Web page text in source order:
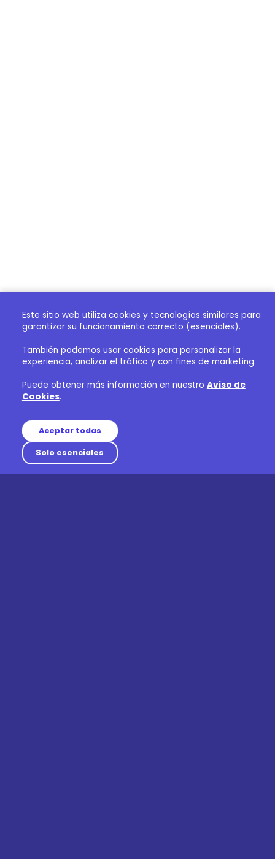
Este sitio web utiliza cookies y tecnologías similares para
garantizar su funcionamiento correcto (esenciales).
También podemos usar cookies para personalizar la
experiencia, analizar el tráfico y con fines de marketing.
Puede obtener más información en nuestro Aviso de
Cookies.
Aceptar todas
Solo esenciales